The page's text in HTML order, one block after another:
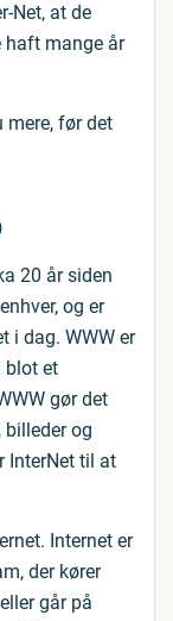
Net, at de
haft mange år
mere, før det
20 år siden
og er
i dag. WWW er
blot et
gør det
billeder og
InterNet til at
Internet er
der kører
går på